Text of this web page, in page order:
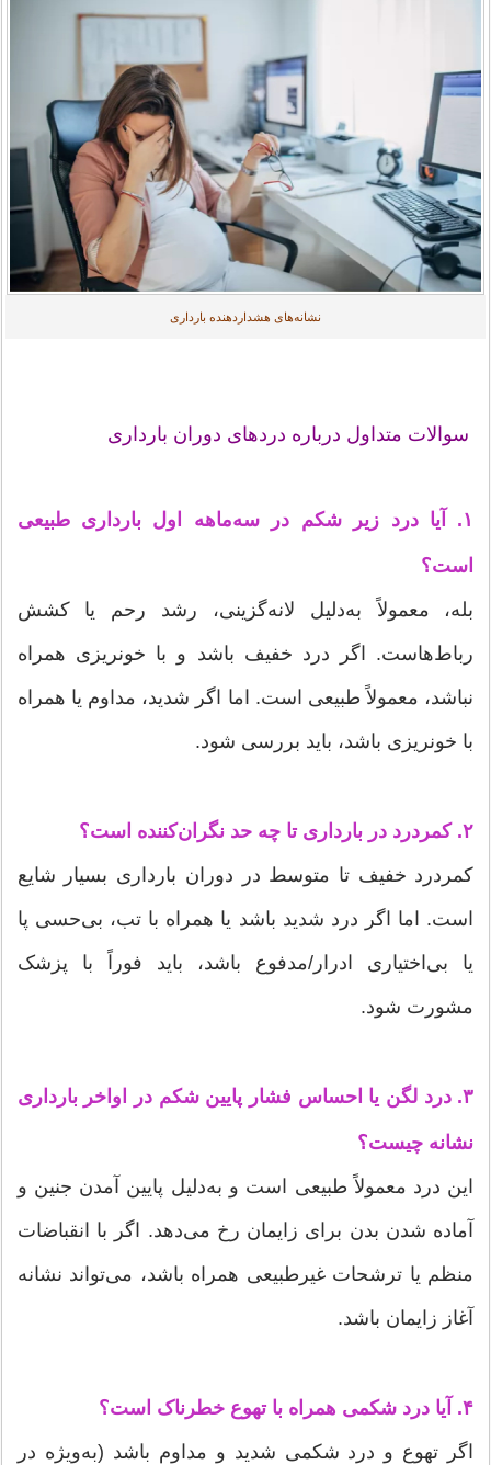
نشانه‌های هشداردهنده بارداری
سوالات متداول درباره دردهای دوران بارداری
۱. آیا درد زیر شکم در سه‌ماهه اول بارداری طبیعی
است؟
بله، معمولاً به‌دلیل لانه‌گزینی، رشد رحم یا کشش
رباط‌هاست. اگر درد خفیف باشد و با خونریزی همراه
نباشد، معمولاً طبیعی است. اما اگر شدید، مداوم یا همراه
با خونریزی باشد، باید بررسی شود.
۲. کمردرد در بارداری تا چه حد نگران‌کننده است؟
کمردرد خفیف تا متوسط در دوران بارداری بسیار شایع
است. اما اگر درد شدید باشد یا همراه با تب، بی‌حسی پا
یا بی‌اختیاری ادرار/مدفوع باشد، باید فوراً با پزشک
مشورت شود.
۳. درد لگن یا احساس فشار پایین شکم در اواخر بارداری
نشانه چیست؟
این درد معمولاً طبیعی است و به‌دلیل پایین آمدن جنین و
آماده شدن بدن برای زایمان رخ می‌دهد. اگر با انقباضات
منظم یا ترشحات غیرطبیعی همراه باشد، می‌تواند نشانه
آغاز زایمان باشد.
۴. آیا درد شکمی همراه با تهوع خطرناک است؟
اگر تهوع و درد شکمی شدید و مداوم باشد (به‌ویژه در